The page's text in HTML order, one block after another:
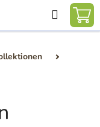
Suchen